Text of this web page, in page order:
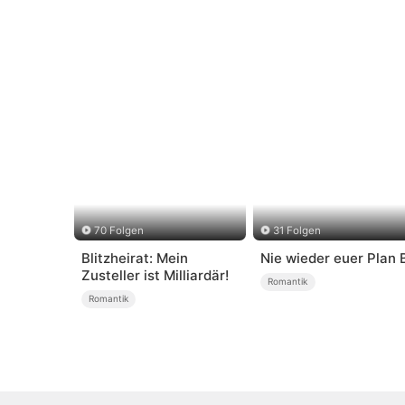
70 Folgen
Blitzheirat: Mein
Zusteller ist Milliardär!
Romantik
31 Folgen
Nie wieder euer Plan
Romantik